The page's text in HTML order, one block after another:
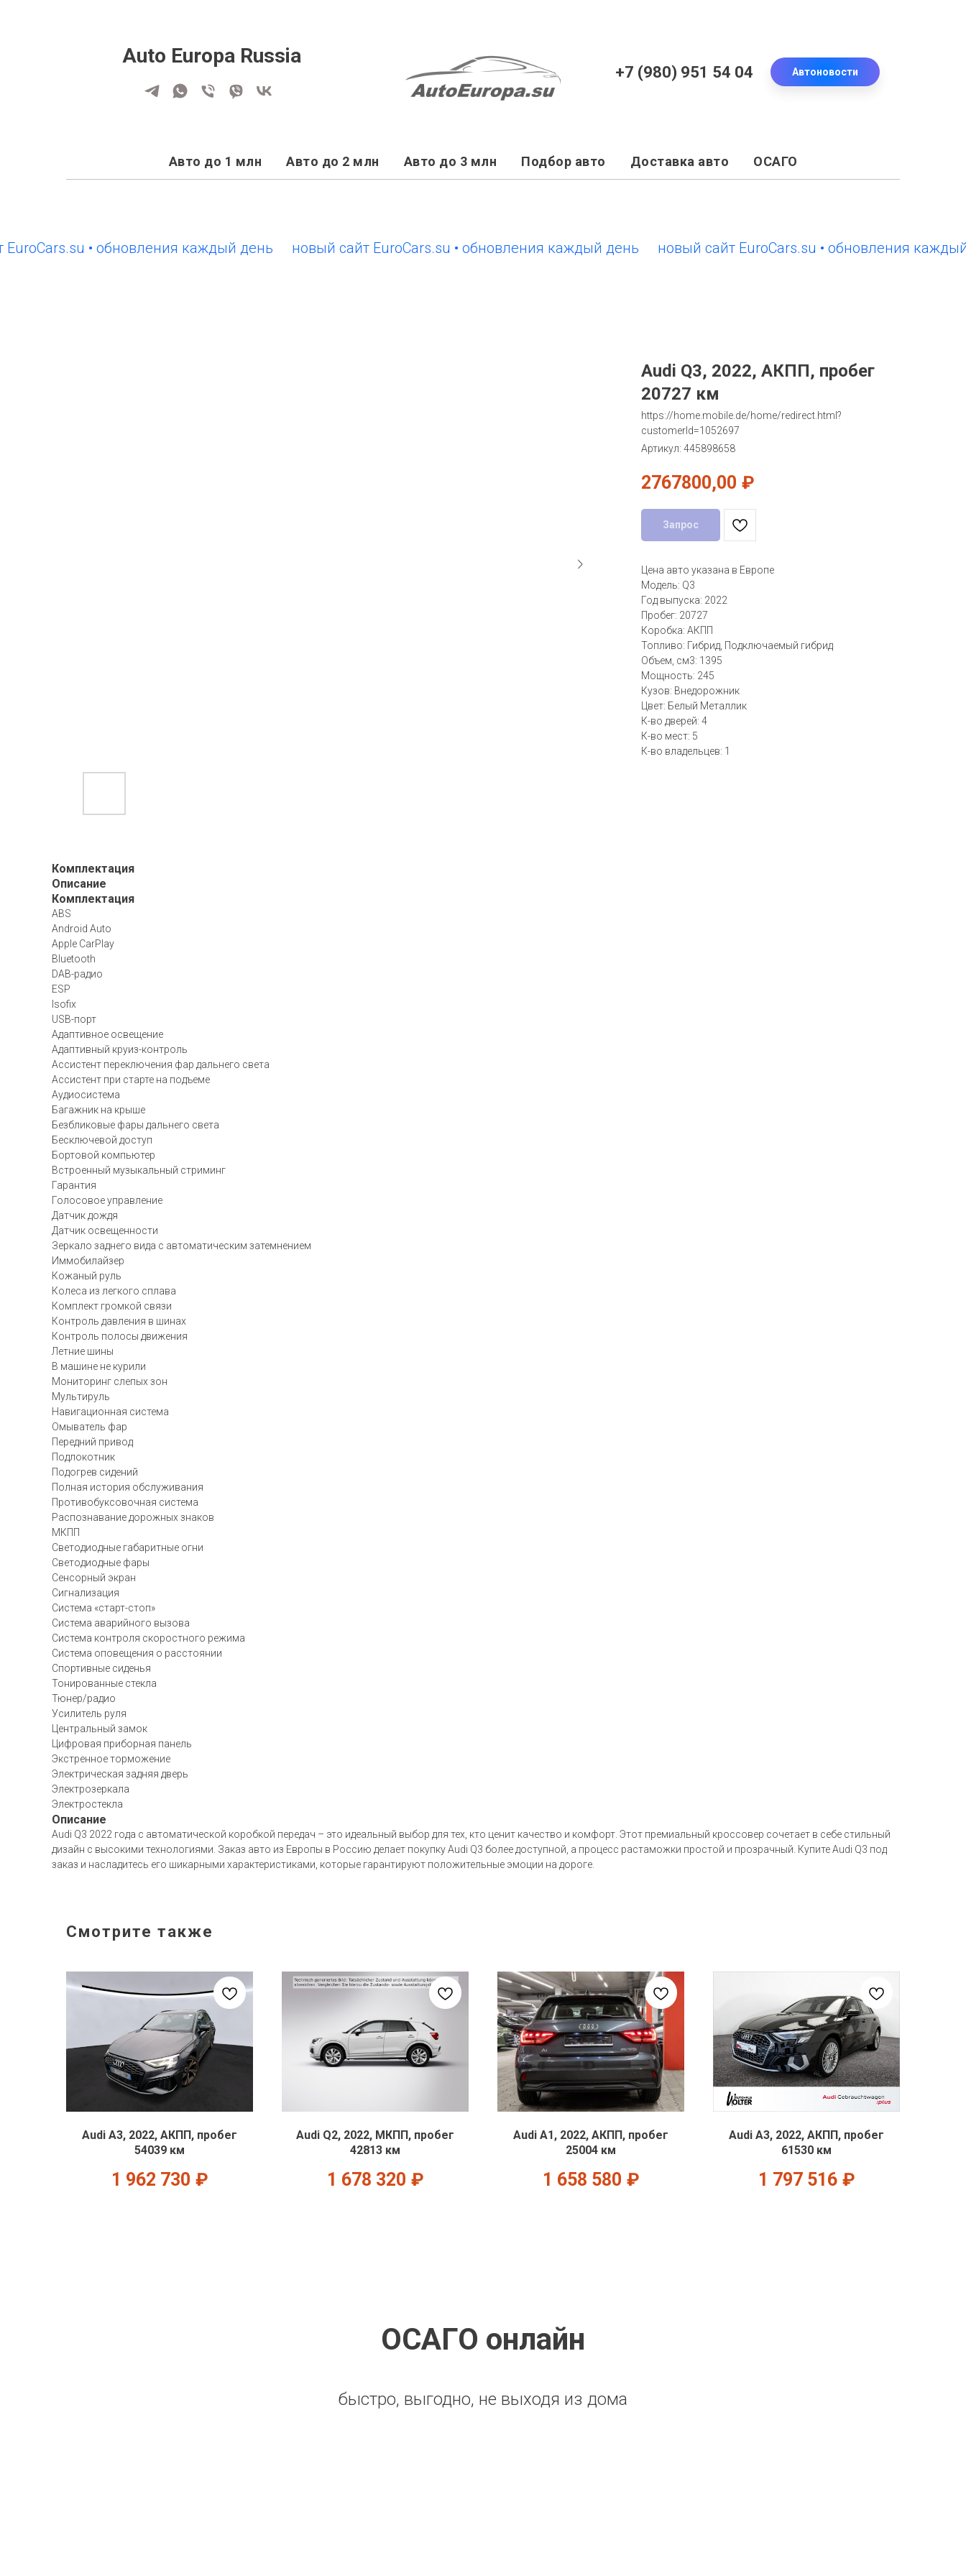
Auto Europa Russia
+7 (980) 951 54 04 Автоновости
Авто до 1 млн Авто до 2 млн Авто до 3 млн Подбор авто Доставка авто ОСАГО
• обновления каждый день новый сайт EuroCars.su • обновления каждый день новый сайт EuroCars.su • обновления каждый
Audi Q3, 2022, АКПП, пробег
20727 км
https://home.mobile.de/home/redirect.html?
customerId=1052697
Артикул: 445898658
2767800,00 ₽
Запрос
Цена авто указана в Европе
Модель: Q3
Год выпуска: 2022
Пробег: 20727
Коробка: АКПП
Топливо: Гибрид, Подключаемый гибрид
Объем, см3: 1395
Мощность: 245
Кузов: Внедорожник
Цвет: Белый Металлик
К-во дверей: 4
К-во мест: 5
К-во владельцев: 1
Комплектация
Описание
Комплектация
ABS
Android Auto
Apple CarPlay
Bluetooth
DAB-радио
ESP
Isofix
USB-порт
Адаптивное освещение
Адаптивный круиз-контроль
Ассистент переключения фар дальнего света
Ассистент при старте на подъеме
Аудиосистема
Багажник на крыше
Безбликовые фары дальнего света
Бесключевой доступ
Бортовой компьютер
Встроенный музыкальный стриминг
Гарантия
Голосовое управление
Датчик дождя
Датчик освещенности
Зеркало заднего вида с автоматическим затемнением
Иммобилайзер
Кожаный руль
Колеса из легкого сплава
Комплект громкой связи
Контроль давления в шинах
Контроль полосы движения
Летние шины
В машине не курили
Мониторинг слепых зон
Мультируль
Навигационная система
Омыватель фар
Передний привод
Подлокотник
Подогрев сидений
Полная история обслуживания
Противобуксовочная система
Распознавание дорожных знаков
МКПП
Светодиодные габаритные огни
Светодиодные фары
Сенсорный экран
Сигнализация
Система «старт-стоп»
Система аварийного вызова
Система контроля скоростного режима
Система оповещения о расстоянии
Спортивные сиденья
Тонированные стекла
Тюнер/радио
Усилитель руля
Центральный замок
Цифровая приборная панель
Экстренное торможение
Электрическая задняя дверь
Электрозеркала
Электростекла
Описание
Audi Q3 2022 года с автоматической коробкой передач – это идеальный выбор для тех, кто ценит качество и комфорт. Этот премиальный кроссовер сочетает в себе стильный
дизайн с высокими технологиями. Заказ авто из Европы в Россию делает покупку Audi Q3 более доступной, а процесс растаможки простой и прозрачный. Купите Audi Q3 под
заказ и насладитесь его шикарными характеристиками, которые гарантируют положительные эмоции на дороге.
Смотрите также
Audi A3, 2022, АКПП, пробег
54039 км
1 962 730 ₽
Audi Q2, 2022, МКПП, пробег
42813 км
1 678 320 ₽
Audi A1, 2022, АКПП, пробег
25004 км
1 658 580 ₽
Audi A3, 2022, АКПП, пробег
61530 км
1 797 516 ₽
ОСАГО онлайн
быстро, выгодно, не выходя из дома